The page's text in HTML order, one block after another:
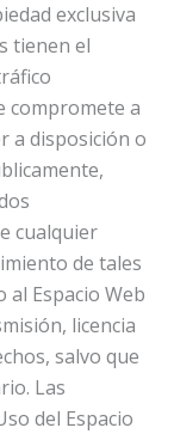
exclusiva
tienen el
compromete a
a disposición o
cualquier
de tales
al Espacio Web
licencia
salvo que
Las
del Espacio